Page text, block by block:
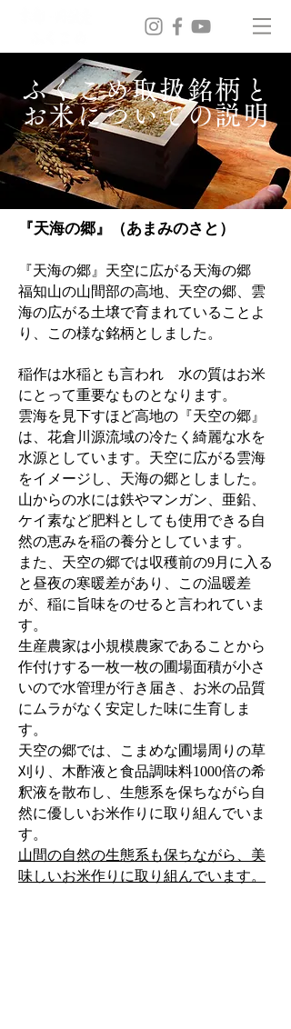
ふくこめ取扱銘柄と
お米についての説明
『天海の郷』（あまみのさと）
『天海の郷』天空に広がる天海の郷
福知山の山間部の高地、天空の郷、雲
海の広がる土壌で育まれていることよ
り、この様な銘柄としました。
稲作は水稲とも言われ 水の質はお米
にとって重要なものとなります。
雲海を見下すほど高地の『天空の郷』
は、花倉川源流域の冷たく綺麗な水を
水源としています。天空に広がる雲海
をイメージし、天海の郷としました。
山からの水には鉄やマンガン、亜鉛、
ケイ素など肥料としても使用できる自
然の恵みを稲の養分としています。
また、天空の郷では収穫前の9月に入る
と昼夜の寒暖差があり、この温暖差
が、稲に旨味をのせると言われていま
す。
生産農家は小規模農家であることから
作付けする一枚一枚の圃場面積が小さ
いので水管理が行き届き、お米の品質
にムラがなく安定した味に生育しま
す。
天空の郷では、こまめな圃場周りの草
刈り、木酢液と食品調味料1000倍の希
釈液を散布し、生態系を保ちながら自
然に優しいお米作りに取り組んでいま
す。
山間の自然の生態系も保ちながら、美
味しいお米作りに取り組んでいます。